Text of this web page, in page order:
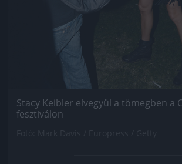
Stacy Keibler elvegyül a tömegben a
fesztiválon